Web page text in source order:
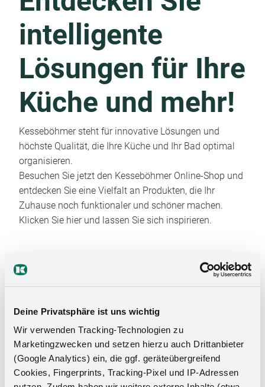
Deine Privatsphäre ist uns wichtig
Wir verwenden Tracking-Technologien zu
Marketingzwecken und setzen hierzu auch Drittanbieter
(Google Analytics) ein, die ggf. geräteübergreifend
Cookies, Fingerprints, Tracking-Pixel und IP-Adressen
intelligente
Lösungen für Ihre
Küche und mehr!
Kesseböhmer steht für innovative Lösungen und
höchste Qualität, die Ihre Küche und Ihr Bad optimal
organisieren.
Besuchen Sie jetzt den Kesseböhmer Online-Shop und
entdecken Sie eine Vielfalt an Produkten, die Ihr
Zuhause noch funktionaler und schöner machen.
Klicken Sie hier und lassen Sie sich inspirieren.
Das Stauraumwunder für Ihr
Badezimmer